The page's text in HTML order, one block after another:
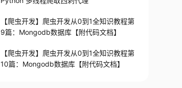
【爬虫开发】爬虫开发从0到1全知识教程第
9篇：Mongodb数据库【附代码文档】
【爬虫开发】爬虫开发从0到1全知识教程第
10篇：Mongodb数据库【附代码文档】